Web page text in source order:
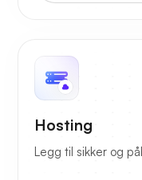
Hosting
Legg til sikker og